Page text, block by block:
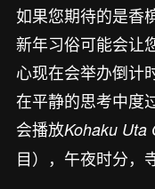
如果您期待的是香
新年习俗可能会让
心现在会举办倒计
在平静的思考中度
会播放Kohaku Uta
目），午夜时分，